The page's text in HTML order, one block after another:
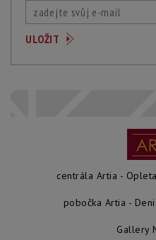
centrála Artia -
pobočka Artia -
Gallery